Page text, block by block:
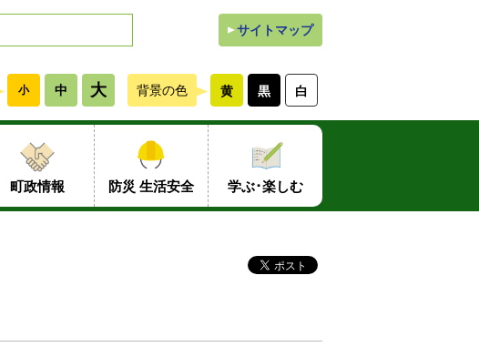
サイトマップ
白
黒
黄
背景の色
大
中
小
町政情報 防災 生活安全 学ぶ･楽しむ